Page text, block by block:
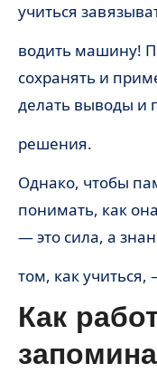
учиться
водить машину!
сохранять и
делать выводы и
решения.
Однако, чтобы
понимать, как
— это сила, а
том, как учиться,
Как